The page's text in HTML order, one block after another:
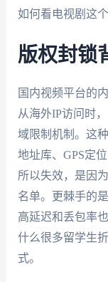
如何看电视剧这个
版权封锁
国内视频平台的
从海外IP访问时
域限制机制。这
地址库、GPS定
所以失效，是因
名单。更棘手的
高延迟和丢包率
什么很多留学生
式。